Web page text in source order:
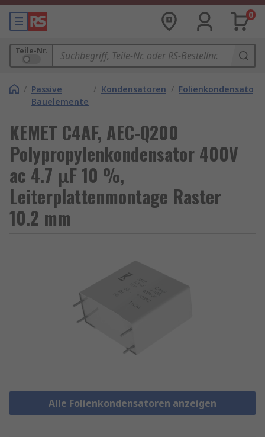
0
Teile-Nr.
/ Passive
Bauelemente
/ Kondensatoren /
KEMET C4AF, AEC-Q200
Polypropylenkondensator 400V
ac 4.7 μF 10 %,
Leiterplattenmontage Raster
10.2 mm
Alle Folienkondensatoren anzeigen